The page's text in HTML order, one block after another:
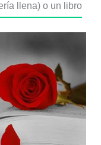
llena) o un libro